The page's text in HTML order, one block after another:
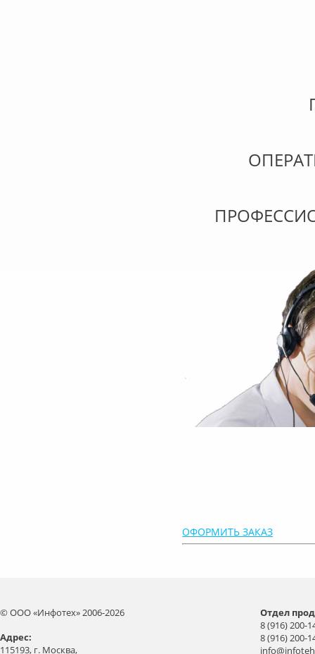
ОФОРМИТЬ ЗАКАЗ
© ООО «Инфотех» 2006-2026
Aдрес:
115193, г. Москва,
Отдел
8 (916) 200-
8 (916) 200-